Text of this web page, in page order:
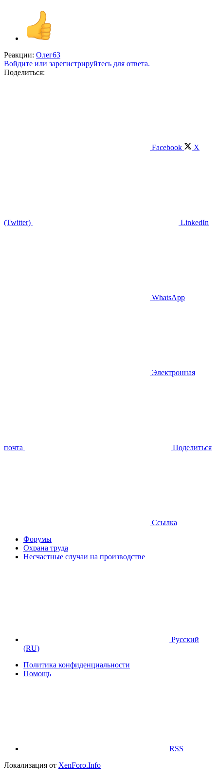
Реакции: Олег63
Войдите или зарегистрируйтесь для ответа.
Поделиться:
Facebook X
(Twitter) LinkedIn
WhatsApp
Электронная
почта Поделиться
Ссылка
Форумы
Охрана труда
Несчастные случаи на производстве
Русский
(RU)
Политика конфиденциальности
Помощь
RSS
Локализация от XenForo.Info